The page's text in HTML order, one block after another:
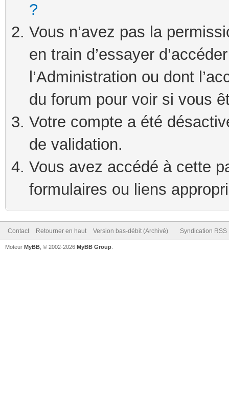
?
Vous n’avez pas la
en train d’essayer
l’Administration ou dont
du forum pour voir si vous
Votre compte a été
de validation.
Vous avez accédé à cette
formulaires ou liens
Contact Retourner en haut Version bas-débit (Archivé) Syndication RSS
Moteur MyBB , © 2002-2026 MyBB Group